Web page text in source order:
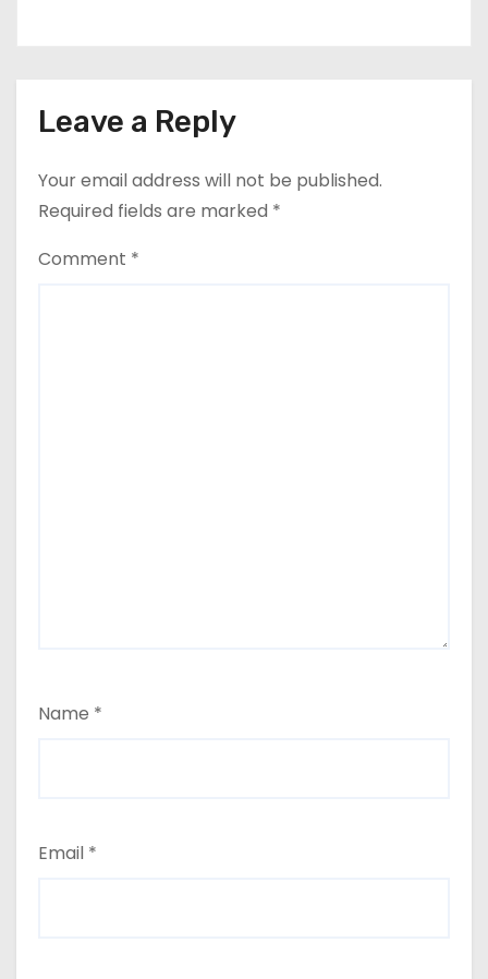
Leave a Reply
Your email address will not be published.
Required fields are marked *
Comment *
Name *
Email *